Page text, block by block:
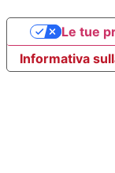
Informativa
Le tue